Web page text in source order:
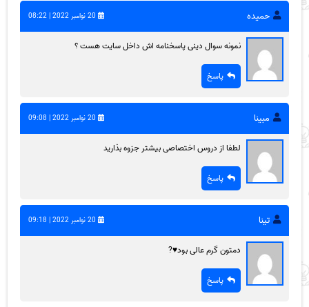
حمیده 20 نوامبر 2022 | 08:22
نمونه سوال دینی پاسخنامه اش داخل سایت هست ؟
پاسخ
مبینا 20 نوامبر 2022 | 09:08
لطفا از دروس اختصاصی بیشتر جزوه بذارید
پاسخ
تینا 20 نوامبر 2022 | 09:18
دمتون گرم عالی بود♥️?
پاسخ